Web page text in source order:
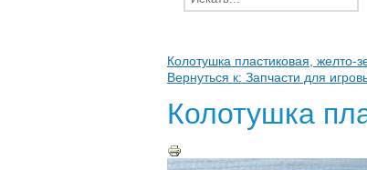
Колотушка пластиковая, желто-
Вернуться к: Запчасти для
Колотушка